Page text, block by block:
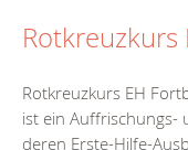
Rotkreuzkurs
Rotkreuzkurs EH
ist ein Auffrischungs-
deren Erste-Hilfe-